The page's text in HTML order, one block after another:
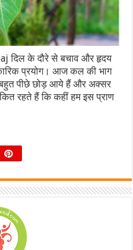
दिल के दौरे से बचाव और हृदय
प्रयोग। आज कल की भाग
बहुत पीछे छोड़ आये हैं और अक्सर
रहते हैं कि कहीं हम इस प्राण